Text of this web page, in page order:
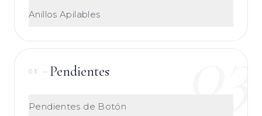
Anillos Apilables
03
03 — Pendientes
Pendientes de Botón